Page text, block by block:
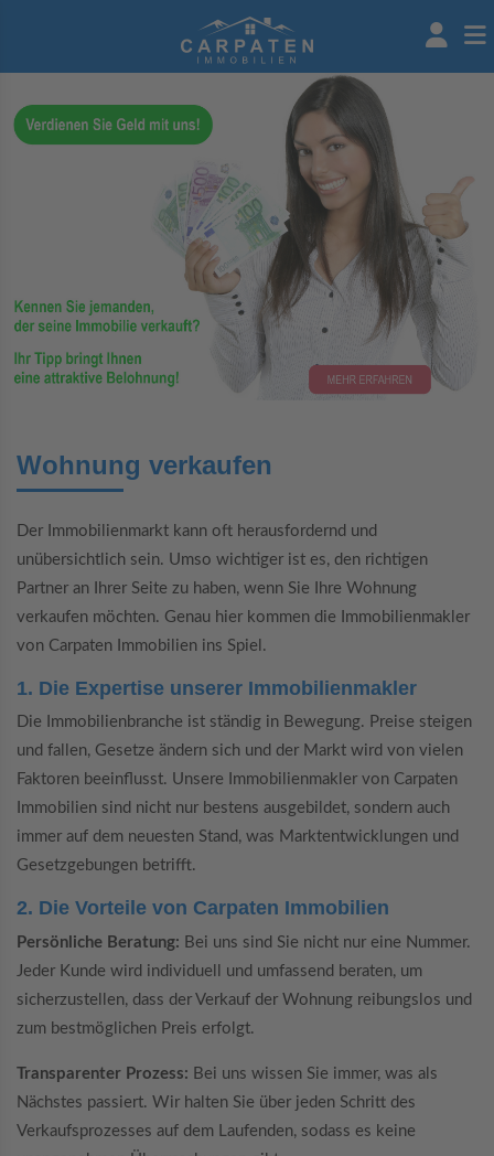
Wohnung verkaufen
Der Immobilienmarkt kann oft herausfordernd und
unübersichtlich sein. Umso wichtiger ist es, den richtigen
Partner an Ihrer Seite zu haben, wenn Sie Ihre Wohnung
verkaufen möchten. Genau hier kommen die Immobilienmakler
von Carpaten Immobilien ins Spiel.
1. Die Expertise unserer Immobilienmakler
Die Immobilienbranche ist ständig in Bewegung. Preise steigen
und fallen, Gesetze ändern sich und der Markt wird von vielen
Faktoren beeinflusst. Unsere Immobilienmakler von Carpaten
Immobilien sind nicht nur bestens ausgebildet, sondern auch
immer auf dem neuesten Stand, was Marktentwicklungen und
Gesetzgebungen betrifft.
2. Die Vorteile von Carpaten Immobilien
Persönliche Beratung: Bei uns sind Sie nicht nur eine Nummer.
Jeder Kunde wird individuell und umfassend beraten, um
sicherzustellen, dass der Verkauf der Wohnung reibungslos und
zum bestmöglichen Preis erfolgt.
Transparenter Prozess: Bei uns wissen Sie immer, was als
Nächstes passiert. Wir halten Sie über jeden Schritt des
Verkaufsprozesses auf dem Laufenden, sodass es keine